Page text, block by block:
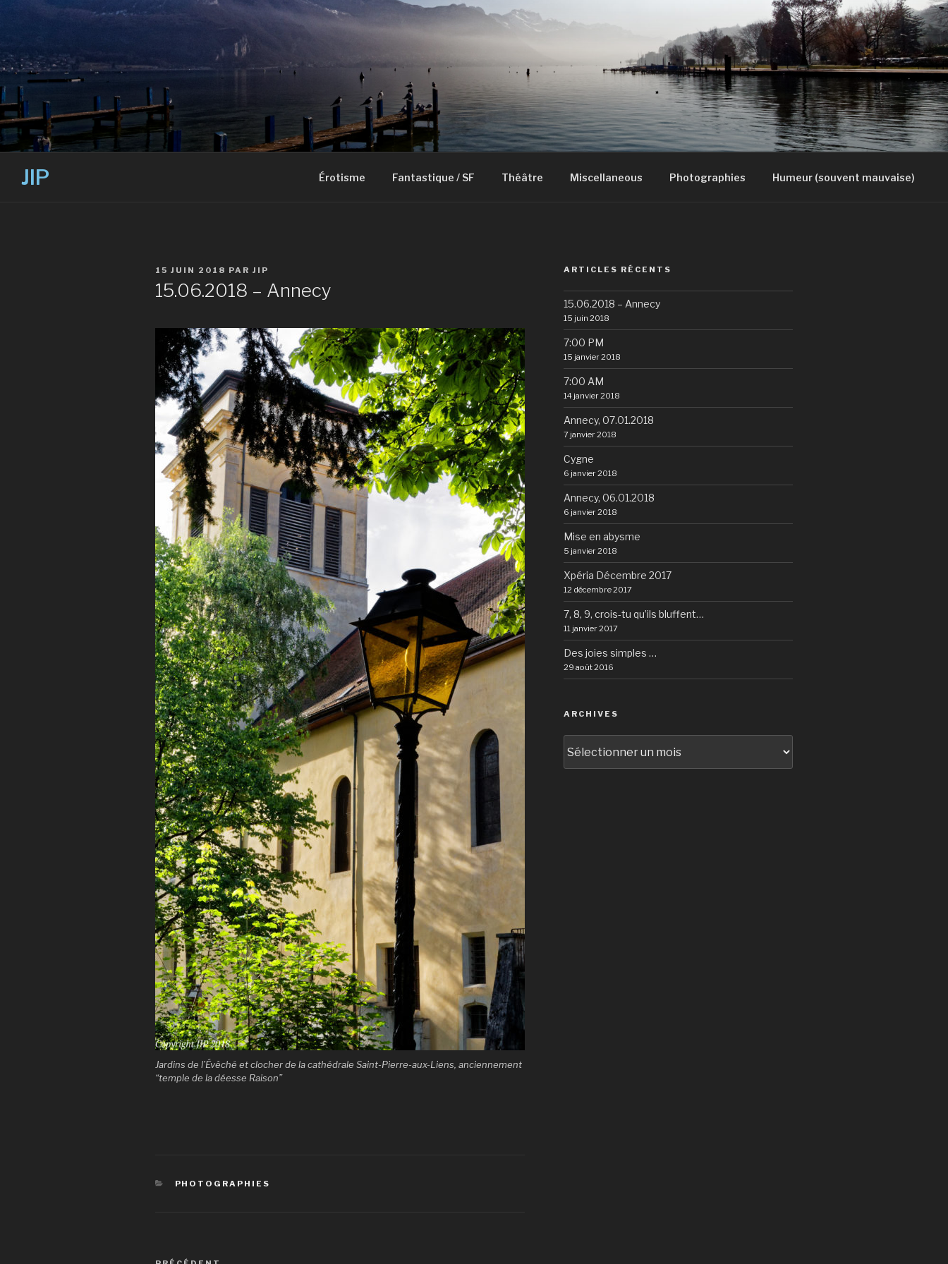
JIP Érotisme Fantastique / SF Théâtre Miscellaneous Photographies Humeur (souvent mauvaise)
PUBLIÉ
LE
15 JUIN 2018 PAR JIP
15.06.2018 – Annecy
Jardins de l’Évêché et clocher de la cathédrale Saint-Pierre-aux-Liens, anciennement
“temple de la déesse Raison”
CATÉGORIES
PHOTOGRAPHIES
Navigation
ARTICLES RÉCENTS
15.06.2018 – Annecy
15 juin 2018
7:00 PM
15 janvier 2018
7:00 AM
14 janvier 2018
Annecy, 07.01.2018
7 janvier 2018
Cygne
6 janvier 2018
Annecy, 06.01.2018
6 janvier 2018
Mise en abysme
5 janvier 2018
Xpéria Décembre 2017
12 décembre 2017
7, 8, 9, crois-tu qu’ils bluffent…
11 janvier 2017
Des joies simples …
29 août 2016
ARCHIVES